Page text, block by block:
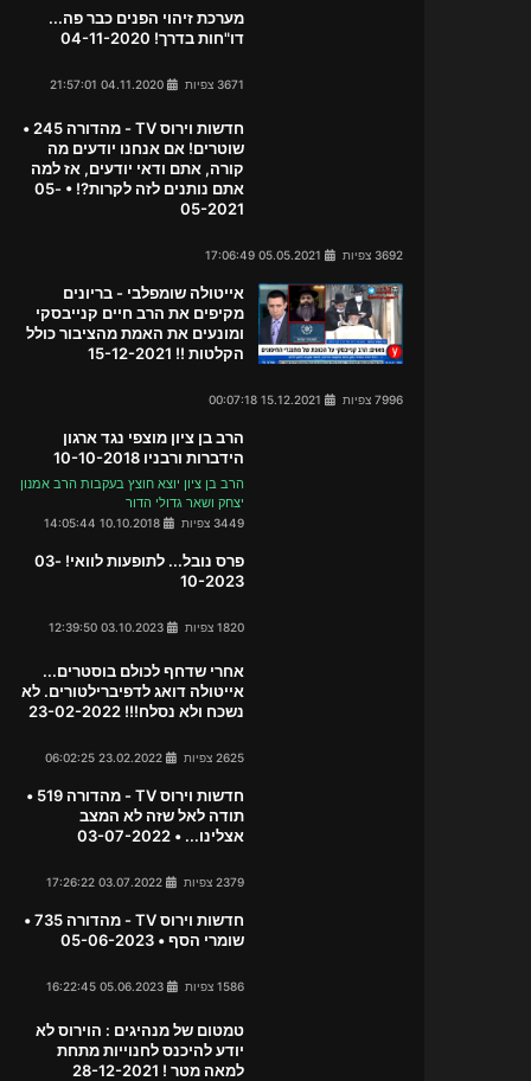
מערכת זיהוי הפנים כבר פה...
דו"חות בדרך! 04-11-2020
3671 צפיות
חדשות וירוס TV - מהדורה 245 •
שוטרים! אם אנחנו יודעים מה
קורה, אתם ודאי יודעים, אז למה
אתם נותנים לזה לקרות?! • 05-
05-2021
3692 צפיות
אייטולה שומפלבי - בריונים
מקיפים את הרב חיים קנייבסקי
ומונעים את האמת מהציבור כולל
הקלטות !! 15-12-2021
7996 צפיות
הרב בן ציון מוצפי נגד ארגון
הידברות ורבניו 10-10-2018
הרב בן ציון יוצא חוצץ בעקבות הרב אמנון
יצחק ושאר גדולי הדור
3449 צפיות
פרס נובל... לתופעות לוואי! 03-
10-2023
1820 צפיות
אחרי שדחף לכולם בוסטרים...
אייטולה דואג לדפיברילטורים. לא
נשכח ולא נסלח!!! 23-02-2022
2625 צפיות
חדשות וירוס TV - מהדורה 519 •
תודה לאל שזה לא המצב
אצלינו... • 03-07-2022
2379 צפיות
חדשות וירוס TV - מהדורה 735 •
שומרי הסף • 05-06-2023
1586 צפיות
טמטום של מנהיגים : הוירוס לא
יודע להיכנס לחנוייות מתחת
למאה מטר ! 28-12-2021